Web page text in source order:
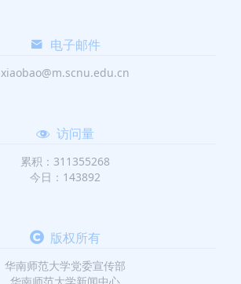
电子邮件
xiaobao@m.scnu.edu.cn
访问量
累积：311355268
今日：143892
版权所有
华南师范大学党委宣传部